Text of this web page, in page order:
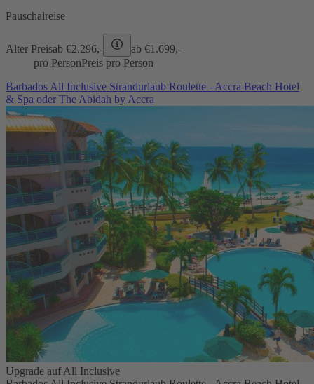
Pauschalreise
Alter Preisab €2.296,- ab €1.699,-
pro PersonPreis pro Person
Barbados All Inclusive Strandurlaub Roulette - Accra Beach Hotel
& Spa oder The Abidah by Accra
Upgrade auf All Inclusive